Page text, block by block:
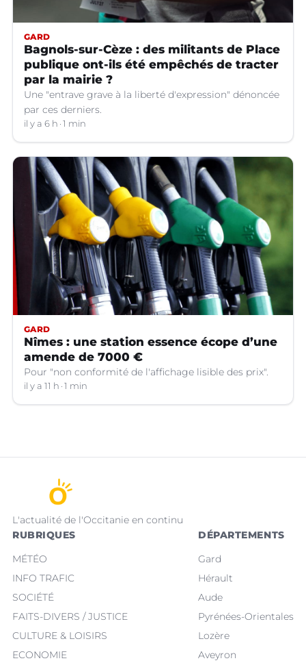
GARD
Bagnols-sur-Cèze : des militants de Place
publique ont-ils été empêchés de tracter
par la mairie ?
Une "entrave grave à la liberté d'expression" dénoncée
par ces derniers.
il y a 6 h 1 min
GARD
Nîmes : une station essence écope d’une
amende de 7000 €
Pour "non conformité de l'affichage lisible des prix".
il y a 11 h 1 min
L'actualité de l'Occitanie en continu
RUBRIQUES
MÉTÉO
INFO TRAFIC
SOCIÉTÉ
FAITS-DIVERS / JUSTICE
CULTURE & LOISIRS
ECONOMIE
DÉPARTEMENTS
Gard
Hérault
Aude
Pyrénées-Orientales
Lozère
Aveyron